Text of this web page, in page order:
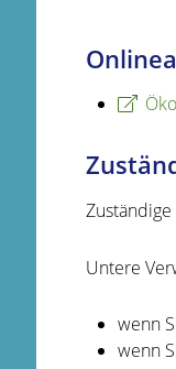
Untere
wenn
wenn